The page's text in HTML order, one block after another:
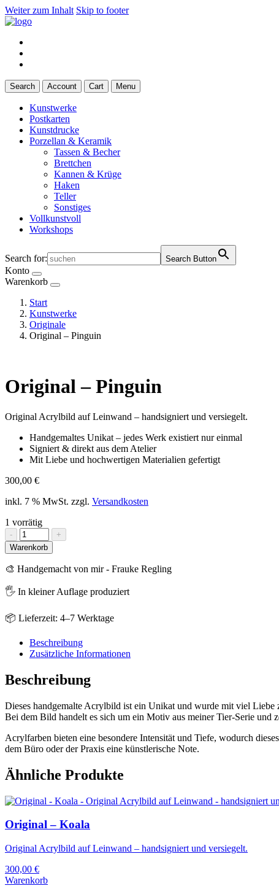
Weiter zum Inhalt Skip to footer
Search Account Cart Menu
Kunstwerke
Postkarten
Kunstdrucke
Porzellan & Keramik
Tassen & Becher
Brettchen
Kannen & Krüge
Haken
Teller
Sonstiges
Vollkunstvoll
Workshops
Search for: Search Button
Konto
Warenkorb
Start
Kunstwerke
Originale
Original – Pinguin
Original – Pinguin
Original Acrylbild auf Leinwand – handsigniert und versiegelt.
Handgemaltes Unikat – jedes Werk existiert nur einmal
Signiert & direkt aus dem Atelier
Mit Liebe und hochwertigen Materialien gefertigt
300,00 €
inkl. 7 % MwSt. zzgl. Versandkosten
1 vorrätig
-
Original
-
Pinguin
Menge
+
Warenkorb
🎨 Handgemacht von mir - Frauke Regling
🖐️ In kleiner Auflage produziert
📦 Lieferzeit: 4–7 Werktage
Beschreibung
Zusätzliche Informationen
Beschreibung
Dieses handgemalte Acrylbild ist ein Unikat und wurde mit viel Liebe
Bei dem Bild handelt es sich um ein Motiv aus meiner Tier-Serie
Acrylfarben bieten eine besondere Intensität und Tiefe, wodurch
dem Büro oder der Praxis eine künstlerische Note.
Ähnliche Produkte
Original – Koala
Original Acrylbild auf Leinwand – handsigniert und versiegelt.
300,00 €
Warenkorb